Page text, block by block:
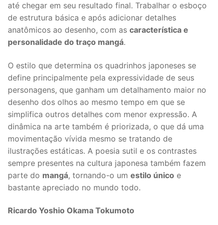
até chegar em seu resultado final. Trabalhar o esboço
de estrutura básica e após adicionar detalhes
anatômicos ao desenho, com as característica e
personalidade do traço mangá.
O estilo que determina os quadrinhos japoneses se
define principalmente pela expressividade de seus
personagens, que ganham um detalhamento maior no
desenho dos olhos ao mesmo tempo em que se
simplifica outros detalhes com menor expressão. A
dinâmica na arte também é priorizada, o que dá uma
movimentação vívida mesmo se tratando de
ilustrações estáticas. A poesia sutil e os contrastes
sempre presentes na cultura japonesa também fazem
parte do mangá, tornando-o um estilo único e
bastante apreciado no mundo todo.
Ricardo Yoshio Okama Tokumoto